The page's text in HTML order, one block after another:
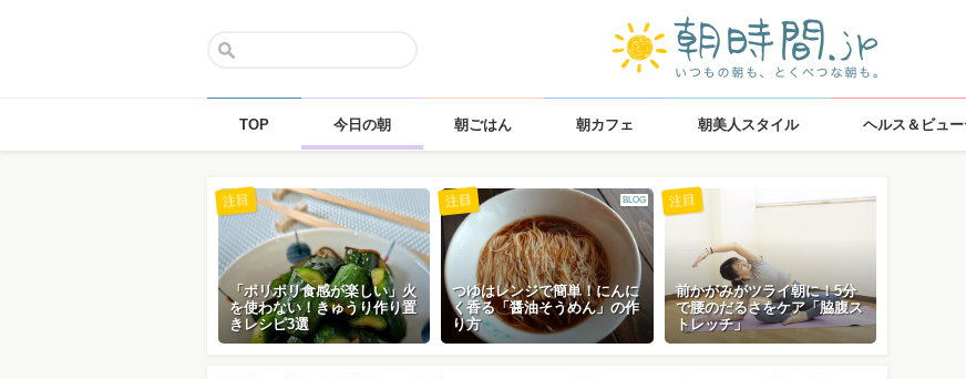
TOP 今日の朝 朝ごはん 朝カフェ 朝美人スタイル ヘルス＆ビュー
「ポリポリ食感が楽しい」火
を使わない！きゅうり作り置
きレシピ3選
注目 BLOG
つゆはレンジで簡単！にんに
く香る「醤油そうめん」の作
り方
注目
前かがみがツライ朝に！5分
で腰のだるさをケア「脇腹ス
トレッチ」
注目